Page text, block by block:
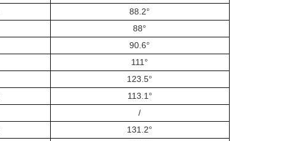
88.2°
88°
90.6°
111°
123.5°
113.1°
/
131.2°